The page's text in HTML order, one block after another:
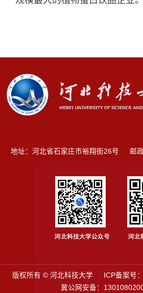
地址：河北省石家庄市裕翔街26号 邮
版权所有 © 河北科技大学 ICP备案号：
冀公网安备：